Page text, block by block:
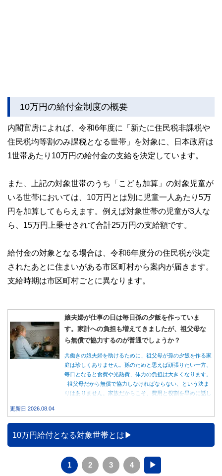
10万円の給付金制度の概要
内閣官房によれば、令和6年度に「新たに住民税非課税や
住民税均等割のみ課税となる世帯」を対象に、日本政府は
1世帯あたり10万円の給付金の支給を決定しています。
また、上記の対象世帯のうち「こども加算」の対象児童が
いる世帯においては、10万円とは別に児童一人あたり5万
円を加算してもらえます。例えば対象世帯の児童が3人な
ら、15万円上乗せされて合計25万円の支給額です。
給付金の対象となる場合は、令和6年度分の住民税が決定
されたあとに住まいがある市区町村から案内が届きます。
支給時期は市区町村ごとに異なります。
娘夫婦が仕事の日は毎日孫の夕飯を作っていま
す。家計への負担も増えてきましたが、祖父母な
ら無償で協力するのが普通でしょうか？
共働きの娘夫婦を助けるために、祖父母が孫の夕飯を作る家
庭は珍しくありません。孫のためと思えば頑張りたい一方、
毎日となると食費や光熱費、体力の負担は大きくなります。
祖父母だから無償で協力しなければならない、という決ま
りはありません。家族だからこそ、費用と役割を早めに話し
更新日:2026.08.04
10万円給付となる対象世帯とは
1 2 3 4 ▶